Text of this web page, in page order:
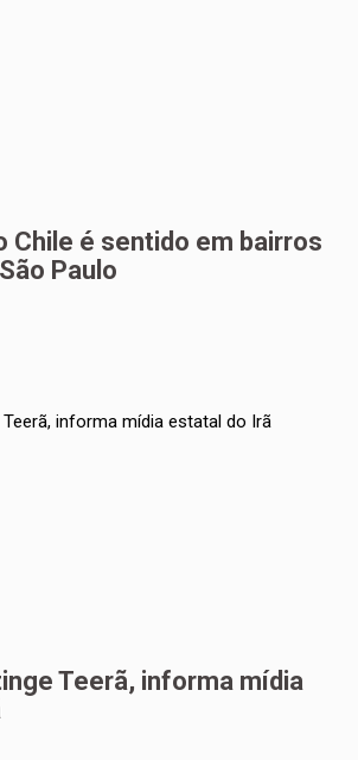
Chile é sentido em bairros
Paulo
Teerã, informa mídia